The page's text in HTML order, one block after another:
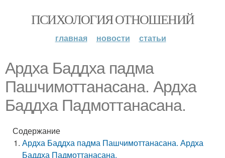
ПСИХОЛОГИЯ ОТНОШЕНИЙ
главная новости статьи
Ардха Баддха падма
Пашчимоттанасана. Ардха
Баддха Падмоттанасана.
Содержание
Ардха Баддха падма Пашчимоттанасана. Ардха
Баддха Падмоттанасана.